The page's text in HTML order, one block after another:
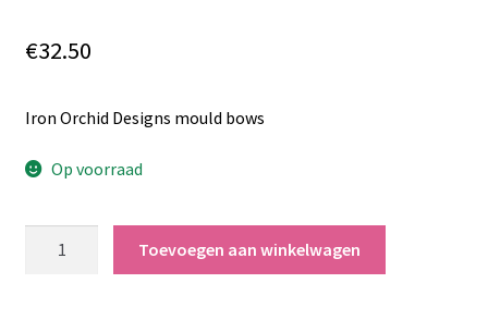
€32.50
Iron Orchid Designs mould bows
Op voorraad
Toevoegen aan winkelwagen